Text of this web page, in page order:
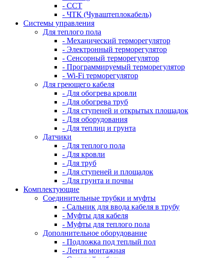
- ССТ
- ЧТК (Чуваштеплокабель)
Системы управления
Для теплого пола
- Механический терморегулятор
- Электронный терморегулятор
- Сенсорный терморегулятор
- Программируемый терморегулятор
- Wi-Fi терморегулятор
Для греющего кабеля
- Для обогрева кровли
- Для обогрева труб
- Для ступеней и открытых площадок
- Для оборудования
- Для теплиц и грунта
Датчики
- Для теплого пола
- Для кровли
- Для труб
- Для ступеней и площадок
- Для грунта и почвы
Комплектующие
Соединительные трубки и муфты
- Сальник для ввода кабеля в трубу
- Муфты для кабеля
- Муфты для теплого пола
Дополнительное оборудование
- Подложка под теплый пол
- Лента монтажная